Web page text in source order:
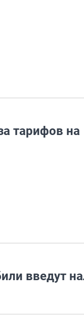
тарифов на
введут